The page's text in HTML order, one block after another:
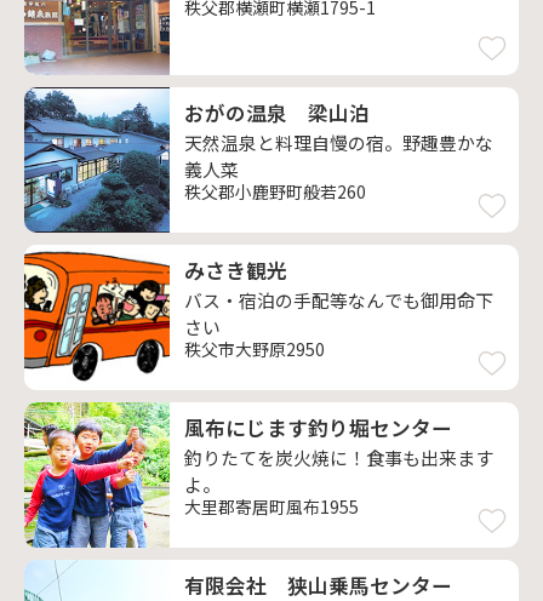
秩父郡横瀬町横瀬1795-1
おがの温泉 梁山泊
天然温泉と料理自慢の宿。野趣豊かな
義人菜
秩父郡小鹿野町般若260
みさき観光
バス・宿泊の手配等なんでも御用命下
さい
秩父市大野原2950
風布にじます釣り堀センター
釣りたてを炭火焼に！食事も出来ます
よ。
大里郡寄居町風布1955
有限会社 狭山乗馬センター